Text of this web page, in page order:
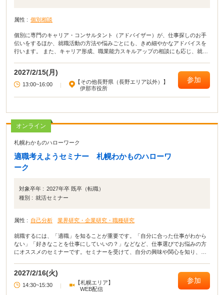
属性 : 個別相談
個別に専門のキャリア・コンサルタント（アドバイザー）が、仕事探しのお手
伝いをするほか、就職活動の方法や悩みごとにも、きめ細やかなアドバイスを
行います。 また、キャリア形成、職業能力スキルアップの相談にも応じ、就職
2027/2/15(月)
13:00~16:00
【その他長野県（長野エリア以外）】
伊那市役所
参加
オンライン
札幌わかものハローワーク
適職考えようセミナー 札幌わかものハローワ
ーク
対象卒年 : 2027年卒 既卒（転職）
種別 : 就活セミナー
属性 : 自己分析 業界研究・企業研究・職種研究
就職するには、「適職」を知ることが重要です。「自分に合った仕事がわから
ない」「好きなことを仕事にしていいの？」などなど、仕事選びでお悩みの方
にオススメのセミナーです。セミナーを受けて、自分の興味や関心を知り、適
2027/2/16(火)
14:30~15:30
【札幌エリア】
WEB配信
参加